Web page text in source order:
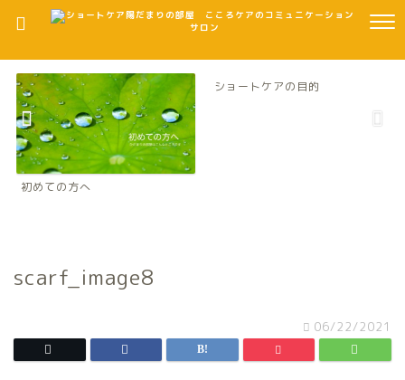
初めての方へ
ショートケアの目的
scarf_image8
06/22/2021